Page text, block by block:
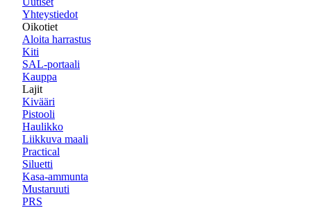
Yhteystiedot
Oikotiet
Aloita harrastus
Kiti
SAL-portaali
Kauppa
Lajit
Kivääri
Pistooli
Haulikko
Liikkuva maali
Practical
Siluetti
Kasa-ammunta
Mustaruuti
PRS